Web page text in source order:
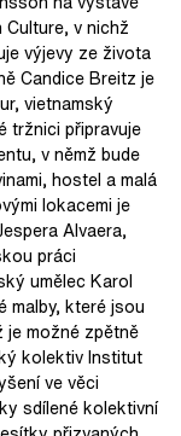
v nichž
výjevy ze života
Candice Breitz je
vietnamský
tržnici připravuje
v němž bude
hostel a malá
lokacemi je
Alvaera,
práci
umělec Karol
malby, které jsou
je možné zpětně
kolektiv Institut
ve věci
sdílené kolektivní